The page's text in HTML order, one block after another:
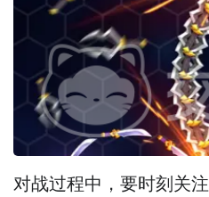
对战过程中，要时刻关